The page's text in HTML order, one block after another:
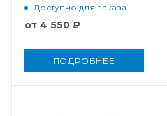
Доступно для заказа
от 4 550 ₽
ПОДРОБНЕЕ